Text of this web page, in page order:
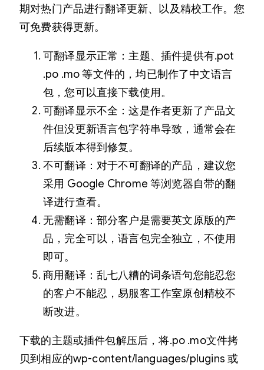
期对热门产品进行翻译更新、以及精校工作。您
可免费获得更新。
可翻译显示正常：主题、插件提供有.pot
.po .mo 等文件的，均已制作了中文语言
包，您可以直接下载使用。
可翻译显示不全：这是作者更新了产品文
件但没更新语言包字符串导致，通常会在
后续版本得到修复。
不可翻译：对于不可翻译的产品，建议您
采用 Google Chrome 等浏览器自带的翻
译进行查看。
无需翻译：部分客户是需要英文原版的产
品，完全可以，语言包完全独立，不使用
即可。
商用翻译：乱七八糟的词条语句您能忍您
的客户不能忍，易服客工作室原创精校不
断改进。
下载的主题或插件包解压后，将.po .mo文件拷
贝到相应的wp-content/languages/plugins 或